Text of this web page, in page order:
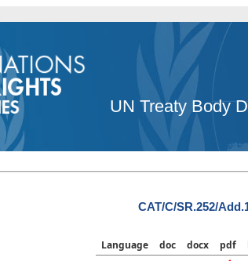
UN Treaty Body
CAT/C/SR.252/
Language doc docx pdf